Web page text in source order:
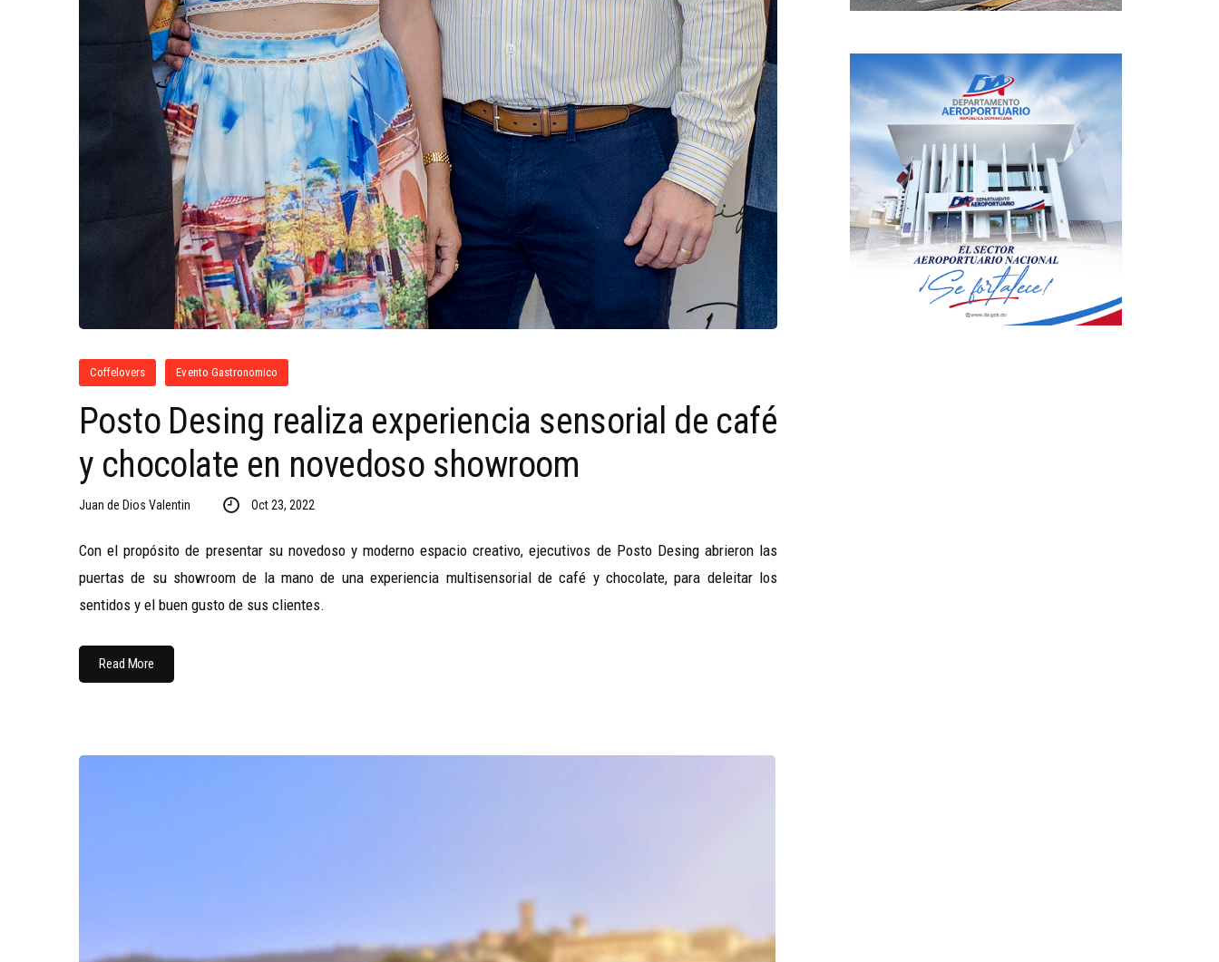
Coffelovers Evento Gastronomico
Posto Desing realiza experiencia sensorial de café
y chocolate en novedoso showroom
Juan de Dios Valentin Oct 23, 2022
Con el propósito de presentar su novedoso y moderno espacio creativo, ejecutivos de Posto Desing abrieron las
puertas de su showroom de la mano de una experiencia multisensorial de café y chocolate, para deleitar los
sentidos y el buen gusto de sus clientes.
Read More